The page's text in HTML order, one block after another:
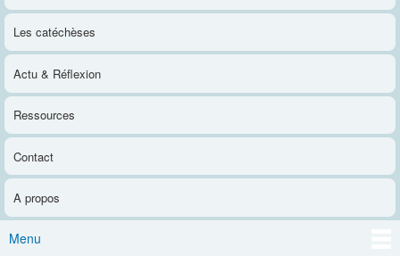
Les catéchèses
Actu & Réflexion
Ressources
Contact
A propos
Menu